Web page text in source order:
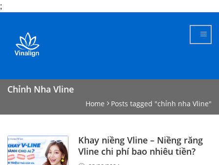
;
content
Chỉnh Nha Vline
Home Posts tagged "chỉnh nha Vline"
Khay niềng Vline – Niềng răng
Vline chi phí bao nhiêu tiền?